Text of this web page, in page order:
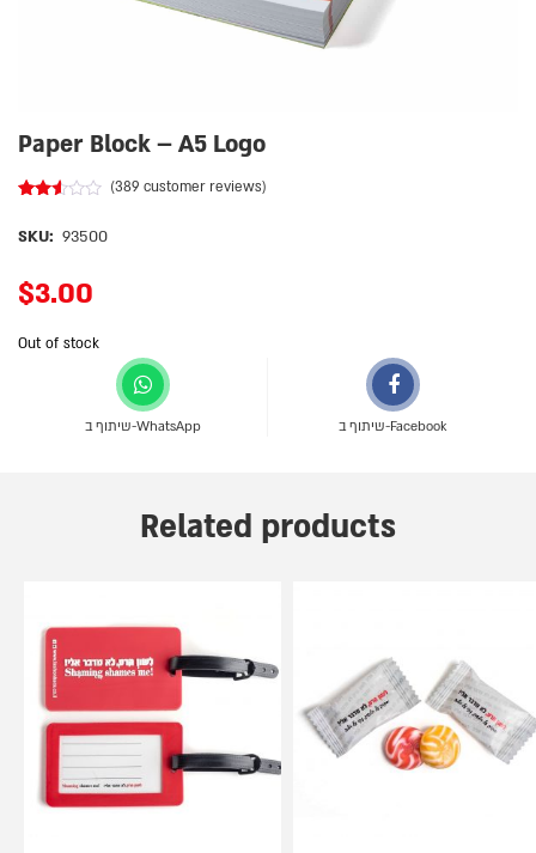
Paper Block – A5 Logo
out
on
customer
(389 customer reviews)
SKU: 93500
$3.00
Out of stock
שיתוף ב-WhatsApp שיתוף ב-Facebook
Related products